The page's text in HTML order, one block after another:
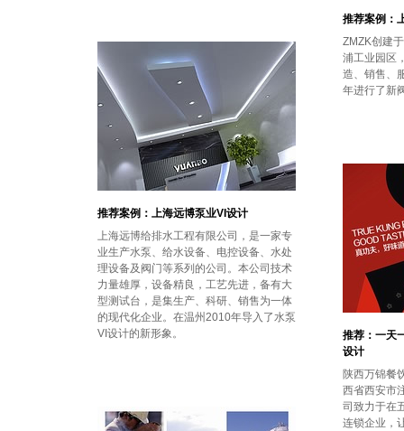
推荐案例：
ZMZK创建
浦工业园区
造、销售、
年进行了新
推荐案例：上海远博泵业VI设计
上海远博给排水工程有限公司，是一家专
业生产水泵、给水设备、电控设备、水处
理设备及阀门等系列的公司。本公司技术
力量雄厚，设备精良，工艺先进，备有大
型测试台，是集生产、科研、销售为一体
的现代化企业。在温州2010年导入了水泵
VI设计的新形象。
推荐：一天
设计
陕西万锦餐
西省西安市
司致力于在
连锁企业，